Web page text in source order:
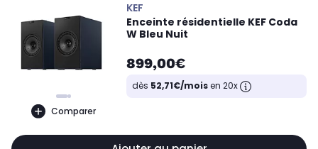
Comparer
KEF
Enceinte résidentielle KEF Coda
W Bleu Nuit
899,00€
dès 52,71€/moisen 20x